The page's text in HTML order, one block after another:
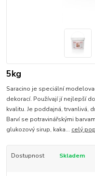
5kg
Saracino je speciální
dekorací. Používají jí nejlepší
kvalitu. Je poddajná, trvanlivá,
Barví se potravinářskými
glukozový sirup, kaka... celý
Dostupnost Skladem